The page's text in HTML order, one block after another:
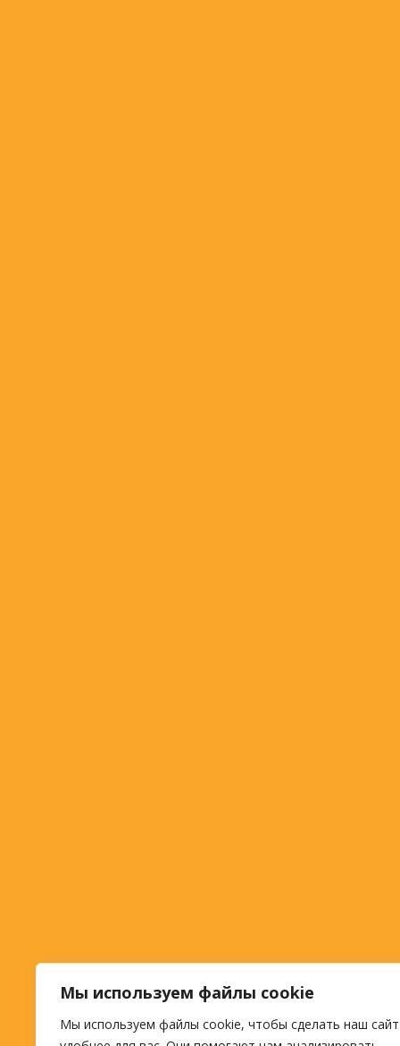
Мы используем файлы cookie
Мы используем файлы cookie, чтобы сделать наш сайт